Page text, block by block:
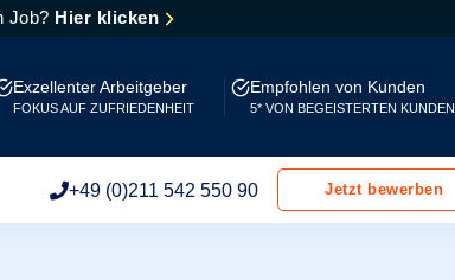
Job? Hier klicken
Exzellenter Arbeitgeber
FOKUS AUF ZUFRIEDENHEIT
Empfohlen von Kunden
5* VON BEGEISTERTEN KUNDEN
+49 (0)211 542 550 90 Jetzt bewerben